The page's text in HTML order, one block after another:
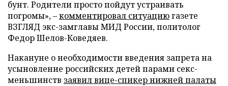
бунт. Родители просто пойдут устраивать
погромы», –комментировал ситуациюгазете
ВЗГЛЯД экс-замглавы МИД России, политолог
Федор Шелов-Коведяев.
Накануне о необходимости введения запрета на
усыновление российских детей парами секс-
меньшинств заявил вице-спикер нижней палаты